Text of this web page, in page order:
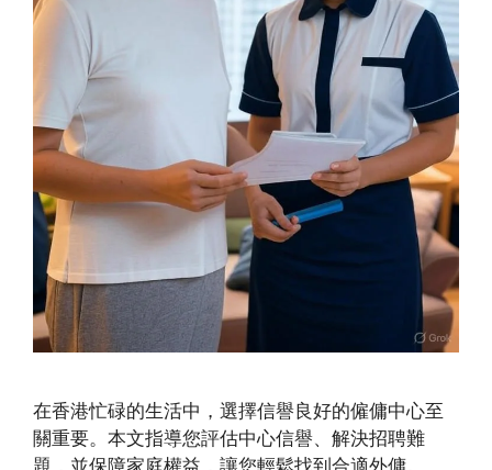
在香港忙碌的生活中，選擇信譽良好的僱傭中心至
關重要。本文指導您評估中心信譽、解決招聘難